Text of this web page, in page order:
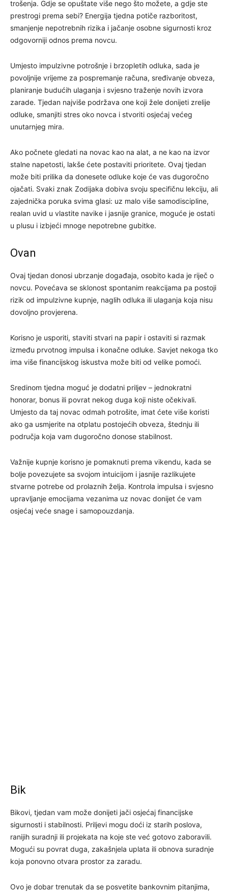
trošenja. Gdje se opuštate više nego što možete, a gdje ste
prestrogi prema sebi? Energija tjedna potiče razboritost,
smanjenje nepotrebnih rizika i jačanje osobne sigurnosti kroz
odgovorniji odnos prema novcu.
Umjesto impulzivne potrošnje i brzopletih odluka, sada je
povoljnije vrijeme za pospremanje računa, sređivanje obveza,
planiranje budućih ulaganja i svjesno traženje novih izvora
zarade. Tjedan najviše podržava one koji žele donijeti zrelije
odluke, smanjiti stres oko novca i stvoriti osjećaj većeg
unutarnjeg mira.
Ako počnete gledati na novac kao na alat, a ne kao na izvor
stalne napetosti, lakše ćete postaviti prioritete. Ovaj tjedan
može biti prilika da donesete odluke koje će vas dugoročno
ojačati. Svaki znak Zodijaka dobiva svoju specifičnu lekciju, ali
zajednička poruka svima glasi: uz malo više samodiscipline,
realan uvid u vlastite navike i jasnije granice, moguće je ostati
u plusu i izbjeći mnoge nepotrebne gubitke.
Ovan
Ovaj tjedan donosi ubrzanje događaja, osobito kada je riječ o
novcu. Povećava se sklonost spontanim reakcijama pa postoji
rizik od impulzivne kupnje, naglih odluka ili ulaganja koja nisu
dovoljno provjerena.
Korisno je usporiti, staviti stvari na papir i ostaviti si razmak
između prvotnog impulsa i konačne odluke. Savjet nekoga tko
ima više financijskog iskustva može biti od velike pomoći.
Sredinom tjedna moguć je dodatni priljev – jednokratni
honorar, bonus ili povrat nekog duga koji niste očekivali.
Umjesto da taj novac odmah potrošite, imat ćete više koristi
ako ga usmjerite na otplatu postojećih obveza, štednju ili
područja koja vam dugoročno donose stabilnost.
Važnije kupnje korisno je pomaknuti prema vikendu, kada se
bolje povezujete sa svojom intuicijom i jasnije razlikujete
stvarne potrebe od prolaznih želja. Kontrola impulsa i svjesno
upravljanje emocijama vezanima uz novac donijet će vam
osjećaj veće snage i samopouzdanja.
Bik
Bikovi, tjedan vam može donijeti jači osjećaj financijske
sigurnosti i stabilnosti. Priljevi mogu doći iz starih poslova,
ranijih suradnji ili projekata na koje ste već gotovo zaboravili.
Mogući su povrat duga, zakašnjela uplata ili obnova suradnje
koja ponovno otvara prostor za zaradu.
Ovo je dobar trenutak da se posvetite bankovnim pitanjima,